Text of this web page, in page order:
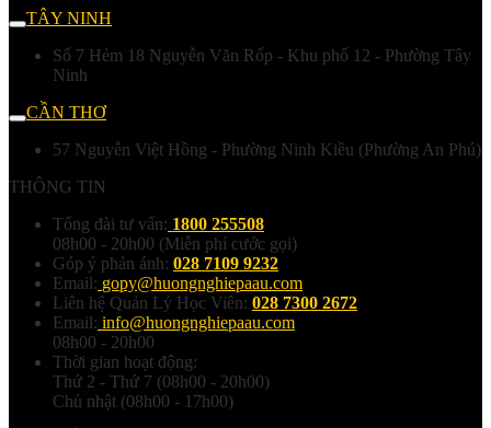
TÂY NINH
Số 7 Hẻm 18 Nguyễn Văn Rốp - Khu phố 12 - Phường Tây
Ninh
CẦN THƠ
57 Nguyễn Việt Hồng - Phường Ninh Kiều (Phường An Phú)
THÔNG TIN
Tổng đài tư vấn: 1800 255508
08h00 - 20h00 (Miễn phí cước gọi)
Góp ý phản ánh: 028 7109 9232
Email: gopy@huongnghiepaau.com
Liên hệ Quản Lý Học Viên: 028 7300 2672
Email: info@huongnghiepaau.com
08h00 - 20h00
Thời gian hoạt động:
Thứ 2 - Thứ 7 (08h00 - 20h00)
Chủ nhật (08h00 - 17h00)